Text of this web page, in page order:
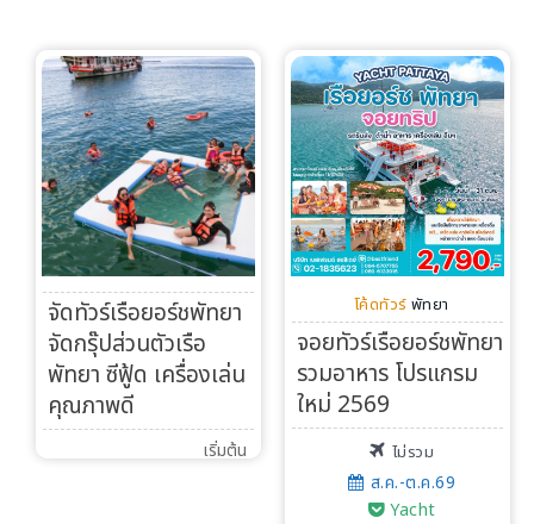
หน้าแรก
ทัวร์ต่างประเทศ
จัดกรุ๊ปต่างประเทศ
โปรไฟไหม้
ทัวร์ในประเทศ
จัดกรุ๊ปในประเทศ
จัดทัวร์เรือยอร์ชพัทยา
จัดกรุ๊ปส่วนตัวเรือ
พัทยา ซีฟู้ด เครื่องเล่น
คุณภาพดี
เริ่มต้น
โค้ดทัวร์ พัทยา
จอยทัวร์เรือยอร์ชพัทยา
รวมอาหาร โปรแกรม
ใหม่ 2569
ไม่รวม
ส.ค.-ต.ค.69
Yacht